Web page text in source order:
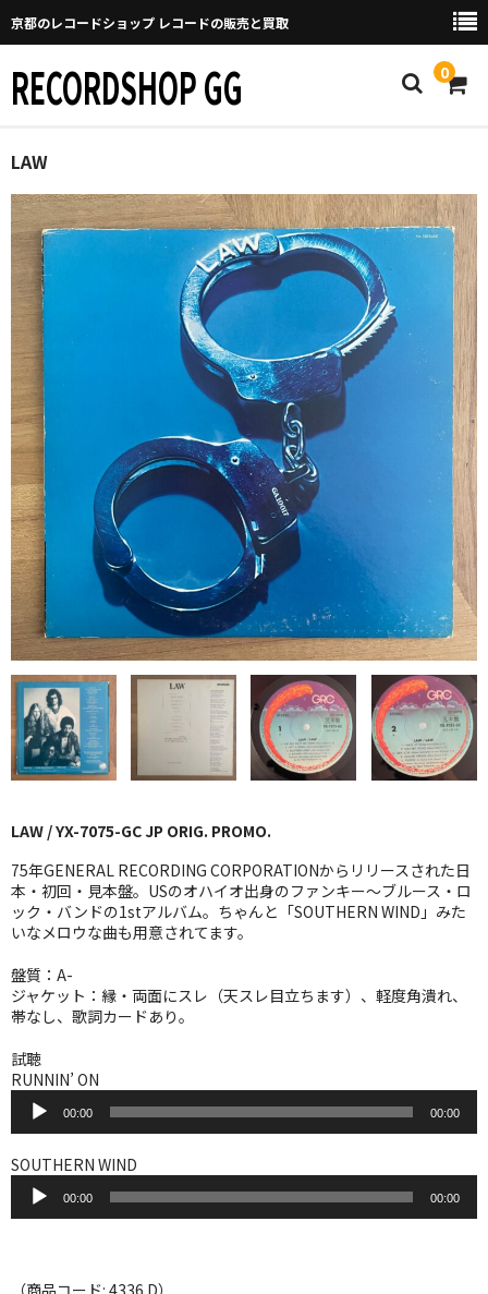
京都のレコードショップ レコードの販売と買取
RECORDSHOP GG 0
Home
マイページ
GGについて
買取について
取り置きなどについて
Categories
New Arrivals
新譜
GG RECORD （当店のレーベル）
全商品
JAZZ-US
BLUE NOTE
JAZZ-EU
JAZZ-JP
J-POP
ROCK
FOLK,SSW
WORLD
その他
7INC
レア盤（1万円以上）
Webのみ no.1
LAW
LAW / YX-7075-GC JP ORIG. PROMO.
75年GENERAL RECORDING CORPORATIONからリリースされた日
本・初回・見本盤。USのオハイオ出身のファンキー〜ブルース・ロ
ック・バンドの1stアルバム。ちゃんと「SOUTHERN WIND」みた
いなメロウな曲も用意されてます。
盤質：A-
ジャケット：縁・両面にスレ（天スレ目立ちます）、軽度角潰れ、
帯なし、歌詞カードあり。
試聴
RUNNIN’ ON
プ
レ
ー
ー
00:00 00:00
SOUTHERN WIND
プ
ヤ
00:00 00:00